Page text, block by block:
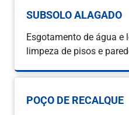
SUBSOLO ALAGADO
Esgotamento de água e
limpeza de pisos e
POÇO DE RECALQUE